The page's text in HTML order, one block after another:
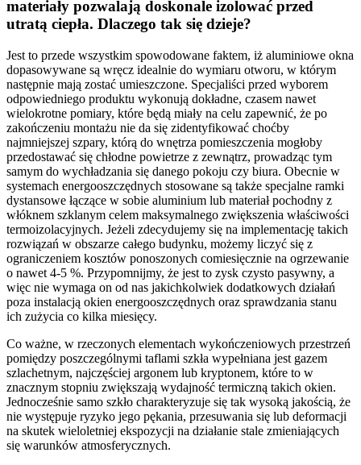
materiały pozwalają doskonale izolować przed
utratą ciepła. Dlaczego tak się dzieje?
Jest to przede wszystkim spowodowane faktem, iż aluminiowe okna
dopasowywane są wręcz idealnie do wymiaru otworu, w którym
następnie mają zostać umieszczone. Specjaliści przed wyborem
odpowiedniego produktu wykonują dokładne, czasem nawet
wielokrotne pomiary, które będą miały na celu zapewnić, że po
zakończeniu montażu nie da się zidentyfikować choćby
najmniejszej szpary, którą do wnętrza pomieszczenia mogłoby
przedostawać się chłodne powietrze z zewnątrz, prowadząc tym
samym do wychładzania się danego pokoju czy biura. Obecnie w
systemach energooszczędnych stosowane są także specjalne ramki
dystansowe łączące w sobie aluminium lub materiał pochodny z
włóknem szklanym celem maksymalnego zwiększenia właściwości
termoizolacyjnych. Jeżeli zdecydujemy się na implementację takich
rozwiązań w obszarze całego budynku, możemy liczyć się z
ograniczeniem kosztów ponoszonych comiesięcznie na ogrzewanie
o nawet 4-5 %. Przypomnijmy, że jest to zysk czysto pasywny, a
więc nie wymaga on od nas jakichkolwiek dodatkowych działań
poza instalacją okien energooszczędnych oraz sprawdzania stanu
ich zużycia co kilka miesięcy.
Co ważne, w rzeczonych elementach wykończeniowych przestrzeń
pomiędzy poszczególnymi taflami szkła wypełniana jest gazem
szlachetnym, najczęściej argonem lub kryptonem, które to w
znacznym stopniu zwiększają wydajność termiczną takich okien.
Jednocześnie samo szkło charakteryzuje się tak wysoką jakością, że
nie występuje ryzyko jego pękania, przesuwania się lub deformacji
na skutek wieloletniej ekspozycji na działanie stale zmieniających
się warunków atmosferycznych.